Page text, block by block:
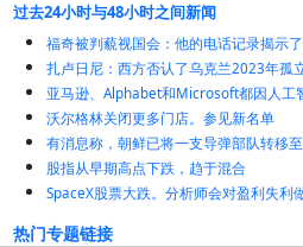
过去24小时与48小时之间新闻
福奇被判藐视国会：他的电话记录揭示
扎卢日尼：西方否认了乌克兰2023年孤
亚马逊、Alphabet和Microsoft都因人工
沃尔格林关闭更多门店。参见新名单
有消息称，朝鲜已将一支导弹部队转移至
股指从早期高点下跌，趋于混合
SpaceX股票大跌。分析师会对盈利失利
热门专题链接